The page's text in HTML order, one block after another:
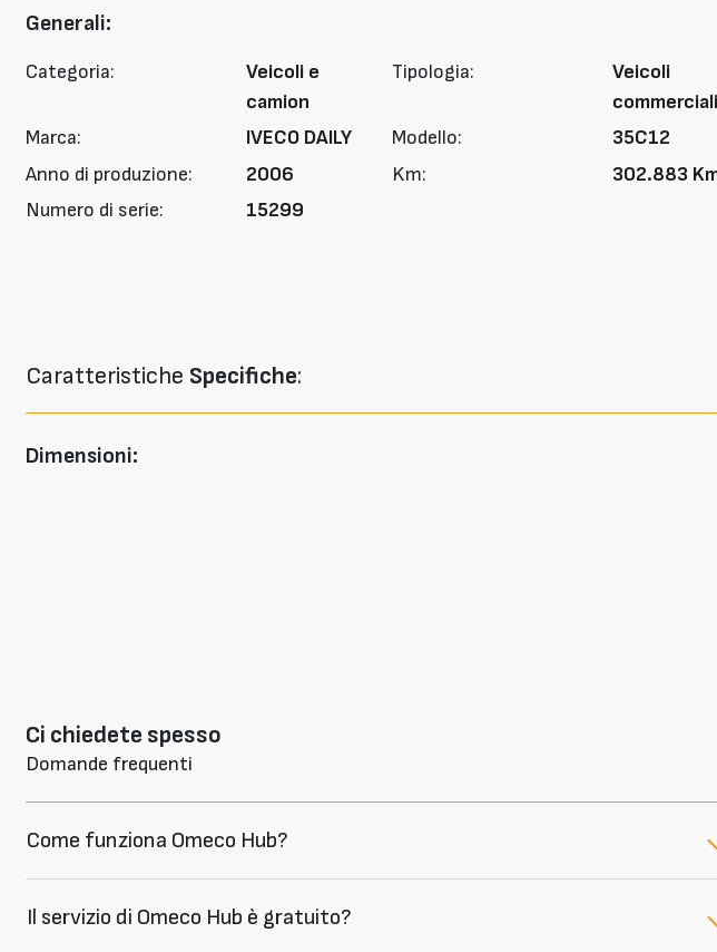
Generali:
Categoria:
Veicoli e
camion
Tipologia:
Veicoli
commerciali
Marca:
IVECO DAILY Modello:
35C12
Anno di produzione:
2006 Km:
302.883
Numero di serie:
15299
Caratteristiche Specifiche:
Dimensioni:
Ci chiedete spesso
Domande frequenti
Come funziona Omeco Hub?
Il servizio di Omeco Hub è gratuito?